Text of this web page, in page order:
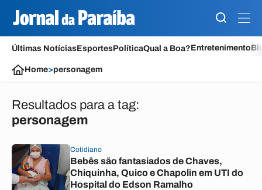
Últimas NotíciasEsportesPolíticaQual a Boa?Entretenimento
Home>personagem
Resultados para a tag:
personagem
Cotidiano
Bebês são fantasiados de Chaves,
Chiquinha, Quico e Chapolin em UTI do
Hospital do Edson Ramalho